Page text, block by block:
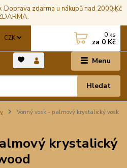
Doprava zdarma u nákupů nad 2000 Kč
Menu
CZK
Hledat
0 ks
za 0 Kč
Vonný vosk - palmový krystalický vosk
krystalický